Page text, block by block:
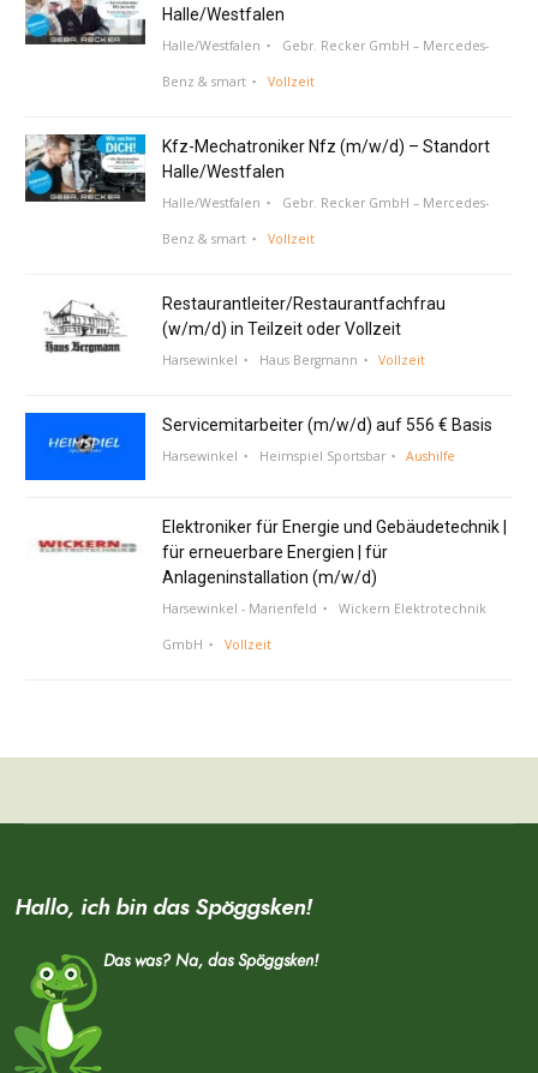
Halle/Westfalen
Halle/Westfalen Gebr. Recker GmbH – Mercedes-
Benz & smart Vollzeit
Kfz-Mechatroniker Nfz (m/w/d) – Standort
Halle/Westfalen
Halle/Westfalen Gebr. Recker GmbH – Mercedes-
Benz & smart Vollzeit
Restaurantleiter/Restaurantfachfrau
(w/m/d) in Teilzeit oder Vollzeit
Harsewinkel Haus Bergmann Vollzeit
Servicemitarbeiter (m/w/d) auf 556 € Basis
Harsewinkel Heimspiel Sportsbar Aushilfe
Elektroniker für Energie und Gebäudetechnik |
für erneuerbare Energien | für
Anlageninstallation (m/w/d)
Harsewinkel - Marienfeld Wickern Elektrotechnik
GmbH Vollzeit
Hallo, ich bin das Spöggsken!
Das was? Na, das Spöggsken!